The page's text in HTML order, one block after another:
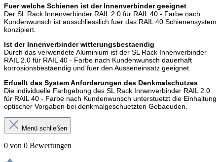
Fuer welche Schienen ist der Innenverbinder geeignet
Der SL Rack Innenverbinder RAIL 2.0 für RAIL 40 - Farbe nach
Kundenwunsch ist ausschliesslich fuer das RAIL 40 Schienensystem
konzipiert.
Ist der Innenverbinder witterungsbestaendig
Durch das verwendete Aluminium ist der SL Rack Innenverbinder
RAIL 2.0 für RAIL 40 - Farbe nach Kundenwunsch dauerhaft
korrosionsbestaendig und fuer den Ausseneinsatz geeignet.
Erfuellt das System Anforderungen des Denkmalschutzes
Die individuelle Farbgebung des SL Rack Innenverbinder RAIL 2.0
für RAIL 40 - Farbe nach Kundenwunsch unterstuetzt die Einhaltung
optischer Vorgaben bei denkmalgeschuetzten Gebaeuden.
Menü schließen
0 von 0 Bewertungen